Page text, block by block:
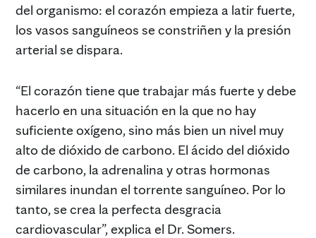
del organismo: el corazón empieza a latir fuerte,
los vasos sanguíneos se constriñen y la presión
arterial se dispara.
“El corazón tiene que trabajar más fuerte y debe
hacerlo en una situación en la que no hay
suficiente oxígeno, sino más bien un nivel muy
alto de dióxido de carbono. El ácido del dióxido
de carbono, la adrenalina y otras hormonas
similares inundan el torrente sanguíneo. Por lo
tanto, se crea la perfecta desgracia
cardiovascular”, explica el Dr. Somers.